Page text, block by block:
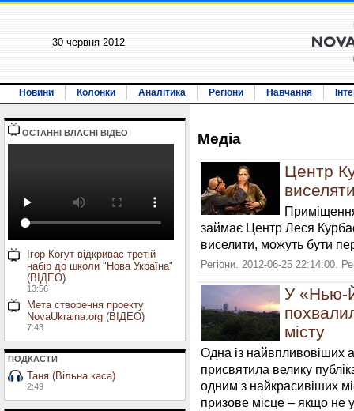
30 червня 2012
Новини Колонки Аналітика Регіони Навчання
ОСТАННI ВЛАСНI ВIДЕО
Ігор Когут відкриває третій
набір до школи "Нова Україна"
(ВІДЕО)
13:56
Мета створення проекту
NovaUkraina.org (ВІДЕО)
7:43
ПОДКАСТИ
Таня (Вільна каса)
2:49
Медiа
Центр
займає Центр Леся
виселити, можуть бути
Регіони. 2012-06-25 22:14:00.
У «Нью-
місту
Одна із найвпливовіших
присвятила велику
одним з найкрасивіших
призове місце – якщо не